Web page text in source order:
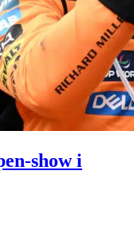
show i